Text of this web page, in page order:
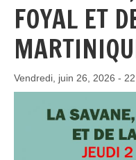
FOYAL ET
Vendredi, juin 26, 2026 -